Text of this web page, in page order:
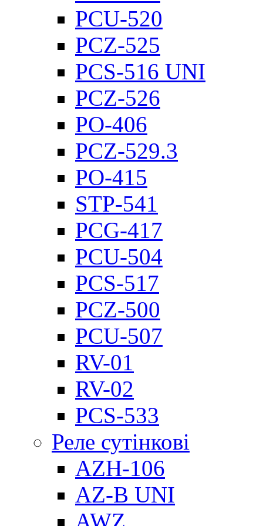
PCU-520
PCZ-525
PCS-516 UNI
PCZ-526
PO-406
PCZ-529.3
PO-415
STP-541
PCG-417
PCU-504
PCS-517
PCZ-500
PCU-507
RV-01
RV-02
PCS-533
Реле сутінкові
AZH-106
AZ-B UNI